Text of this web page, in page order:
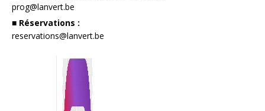
prog@lanvert.be
■ Réservations :
reservations@lanvert.be